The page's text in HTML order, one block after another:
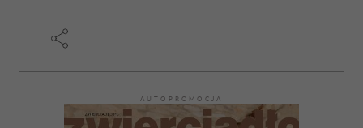
AUTOPROMOCJA